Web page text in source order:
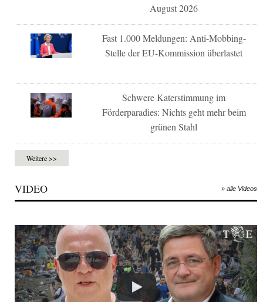
August 2026
Fast 1.000 Meldungen: Anti-Mobbing-
Stelle der EU-Kommission überlastet
Schwere Katerstimmung im
Förderparadies: Nichts geht mehr beim
grünen Stahl
Weitere >>
VIDEO » alle Videos